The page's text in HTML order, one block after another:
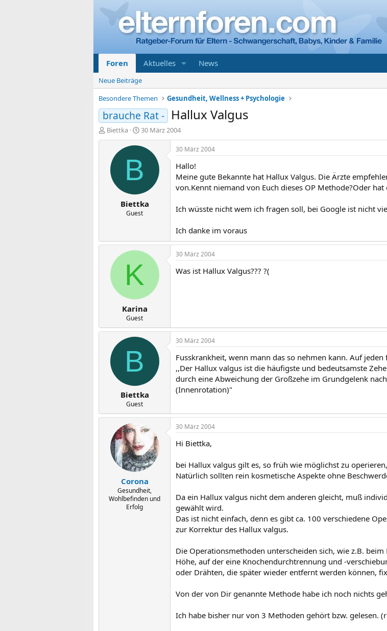
Foren Aktuelles News
Neue Beiträge
Besondere Themen
Gesundheit, Wellness + Psychologie
brauche Rat - Hallux Valgus
E
r
Biettka
E
r
s
e
l
t
a
m
30 März 2004
B
Biettka
Guest
30 März 2004
Hallo!
Meine gute Bekannte hat Hallux Valgus. Die Ärzte
von.Kennt niemand von Euch dieses OP Methode?Oder
Ich wüsste nicht wem ich fragen soll, bei Google ist nicht
Ich danke im voraus
K
Karina
Guest
30 März 2004
Was ist Hallux Valgus??? ?(
B
Biettka
Guest
30 März 2004
Fusskrankheit, wenn mann das so nehmen kann. Auf
,,Der Hallux valgus ist die häufigste und bedeutsamste
durch eine Abweichung der Großzehe im Grundgelenk
(Innenrotation)"
Corona
Gesundheit,
Wohlbefinden und
Erfolg
30 März 2004
Hi Biettka,
bei Hallux valgus gilt es, so früh wie möglichst zu
Natürlich sollten rein kosmetische Aspekte ohne
Da ein Hallux valgus nicht dem anderen gleicht, muß
gewählt wird.
Das ist nicht einfach, denn es gibt ca. 100 verschiedene
zur Korrektur des Hallux valgus.
Die Operationsmethoden unterscheiden sich, wie z.B.
Höhe, auf der eine Knochendurchtrennung und -
oder Drähten, die später wieder entfernt werden können,
Von der von Dir genannte Methode habe ich noch nichts
Ich habe bisher nur von 3 Methoden gehört bzw. gelesen.